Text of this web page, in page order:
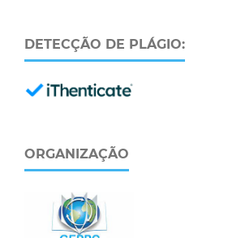
DETECÇÃO DE PLÁGIO:
ORGANIZAÇÃO